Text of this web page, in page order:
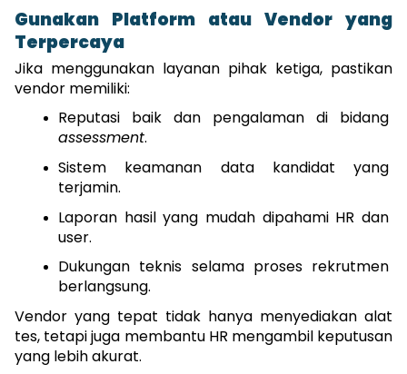
Gunakan Platform atau Vendor yang
Terpercaya
Jika menggunakan layanan pihak ketiga, pastikan
vendor memiliki:
assessment.
Sistem keamanan data kandidat yang
terjamin.
Laporan hasil yang mudah dipahami HR dan
user.
Dukungan teknis selama proses rekrutmen
berlangsung.
Vendor yang tepat tidak hanya menyediakan alat
tes, tetapi juga membantu HR mengambil keputusan
yang lebih akurat.